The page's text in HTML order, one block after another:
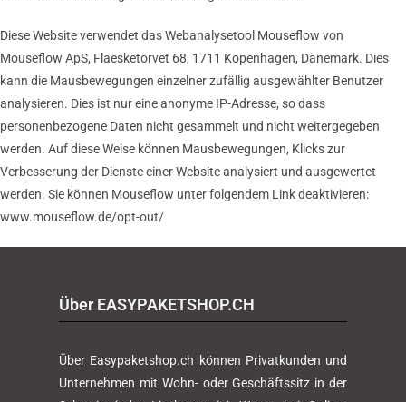
Diese Website verwendet das Webanalysetool Mouseflow von
Mouseflow ApS, Flaesketorvet 68, 1711 Kopenhagen, Dänemark. Dies
kann die Mausbewegungen einzelner zufällig ausgewählter Benutzer
analysieren. Dies ist nur eine anonyme IP-Adresse, so dass
personenbezogene Daten nicht gesammelt und nicht weitergegeben
werden. Auf diese Weise können Mausbewegungen, Klicks zur
Verbesserung der Dienste einer Website analysiert und ausgewertet
werden. Sie können Mouseflow unter folgendem Link deaktivieren:
www.mouseflow.de/opt-out/
Über EASYPAKETSHOP.CH
Über Easypaketshop.ch können Privatkunden und
Unternehmen mit Wohn- oder Geschäftssitz in der